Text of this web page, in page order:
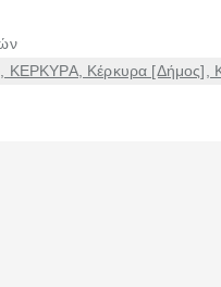
ΚΕΡΚΥΡΑ, Κέρκυρα [Δήμος],